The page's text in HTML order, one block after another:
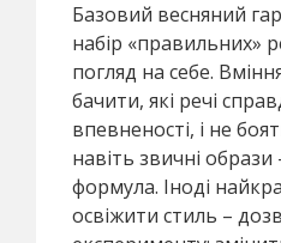
Базовий весняний
набір «правильних»
погляд на себе.
бачити, які речі
впевненості, і не
навіть звичні
формула. Іноді
освіжити стиль –